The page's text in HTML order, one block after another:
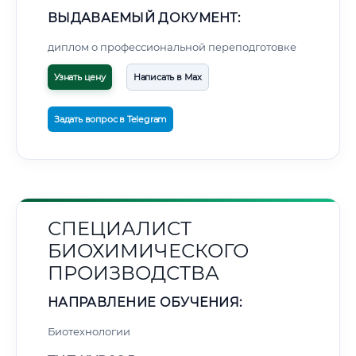
ВЫДАВАЕМЫЙ ДОКУМЕНТ:
диплом о профессиональной переподготовке
Узнать цену Написать в Max
Задать вопрос в Telegram
СПЕЦИАЛИСТ
БИОХИМИЧЕСКОГО
ПРОИЗВОДСТВА
НАПРАВЛЕНИЕ ОБУЧЕНИЯ:
Биотехнологии